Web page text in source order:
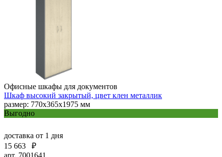
Офисные шкафы для документов
Шкаф высокий закрытый, цвет клен металлик
размер: 770х365х1975 мм
Выгодно
доставка от 1 дня
15 663
₽
арт. 7001641